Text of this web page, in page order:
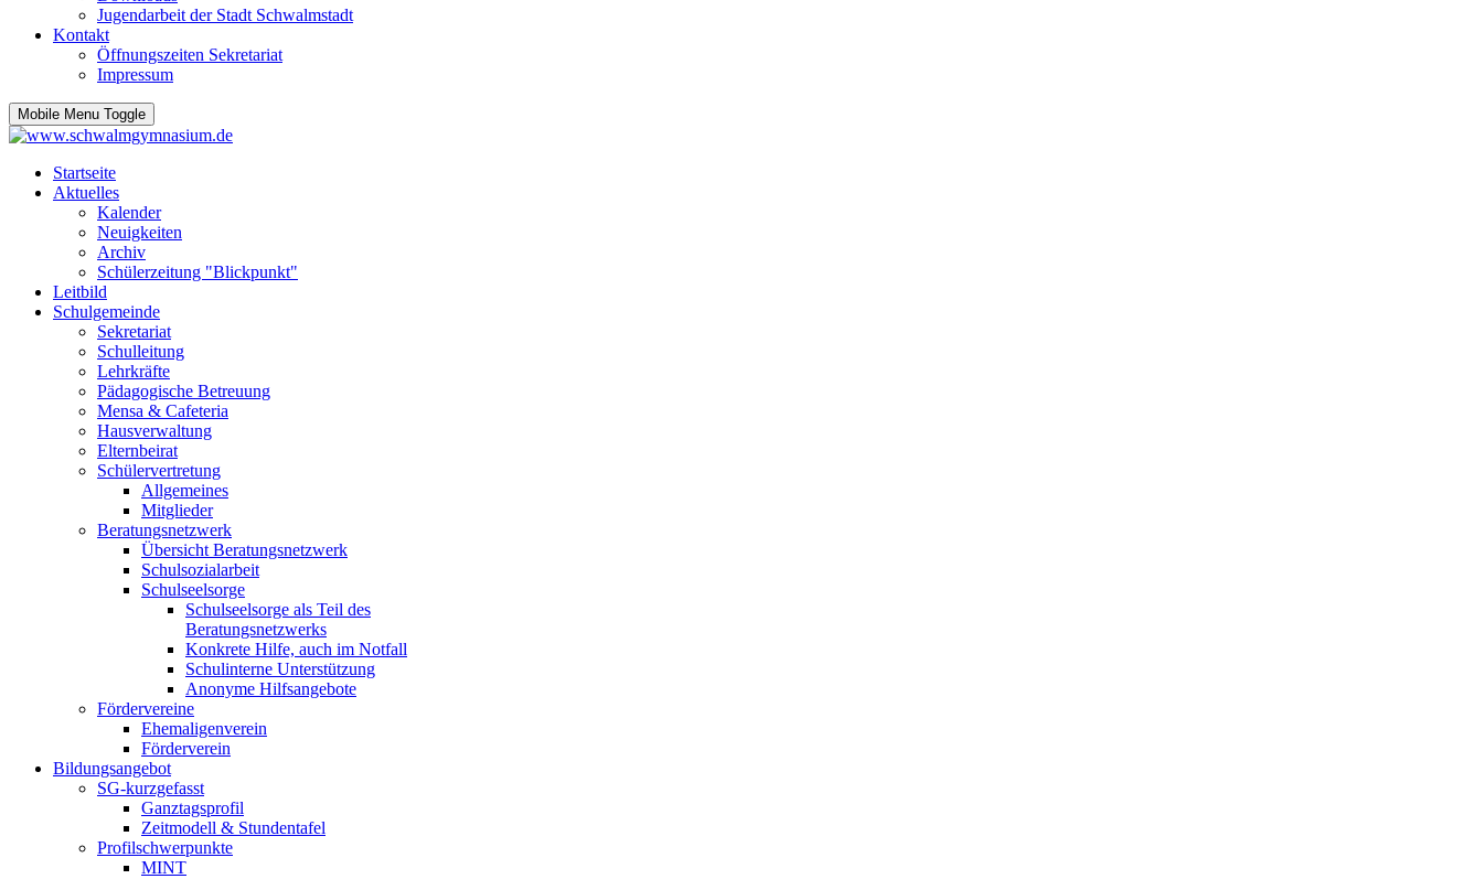
Jugendarbeit der Stadt Schwalmstadt
Kontakt
Öffnungszeiten Sekretariat
Impressum
Mobile Menu Toggle
Startseite
Aktuelles
Kalender
Neuigkeiten
Archiv
Schülerzeitung "Blickpunkt"
Leitbild
Schulgemeinde
Sekretariat
Schulleitung
Lehrkräfte
Pädagogische Betreuung
Mensa & Cafeteria
Hausverwaltung
Elternbeirat
Schülervertretung
Allgemeines
Mitglieder
Beratungsnetzwerk
Übersicht Beratungsnetzwerk
Schulsozialarbeit
Schulseelsorge
Schulseelsorge als Teil des
Beratungsnetzwerks
Konkrete Hilfe, auch im Notfall
Schulinterne Unterstützung
Anonyme Hilfsangebote
Fördervereine
Ehemaligenverein
Förderverein
Bildungsangebot
SG-kurzgefasst
Ganztagsprofil
Zeitmodell & Stundentafel
Profilschwerpunkte
MINT